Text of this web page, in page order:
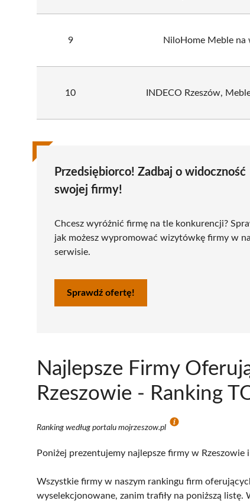
9 NiloHome Meble na
10 INDECO Rzeszów,
Przedsiębiorco! Zadbaj o widoczność
swojej firmy!
Chcesz wyróżnić firmę na tle konkurencji?
jak możesz wypromować wizytówkę firmy w
serwisie.
Sprawdź ofertę!
Najlepsze Firmy
Rzeszowie - Ranking
Ranking według portalu mojrzeszow.pl
Poniżej prezentujemy najlepsze firmy w
Wszystkie firmy w naszym rankingu firm
wyselekcjonowane, zanim trafiły na poniższą